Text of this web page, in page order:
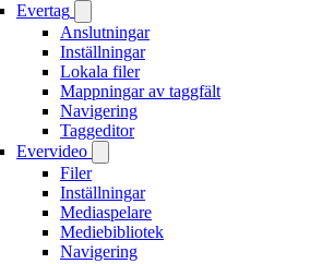
Evertag
Anslutningar
Inställningar
Lokala filer
Mappningar av taggfält
Navigering
Taggeditor
Evervideo
Filer
Inställningar
Mediaspelare
Mediebibliotek
Navigering